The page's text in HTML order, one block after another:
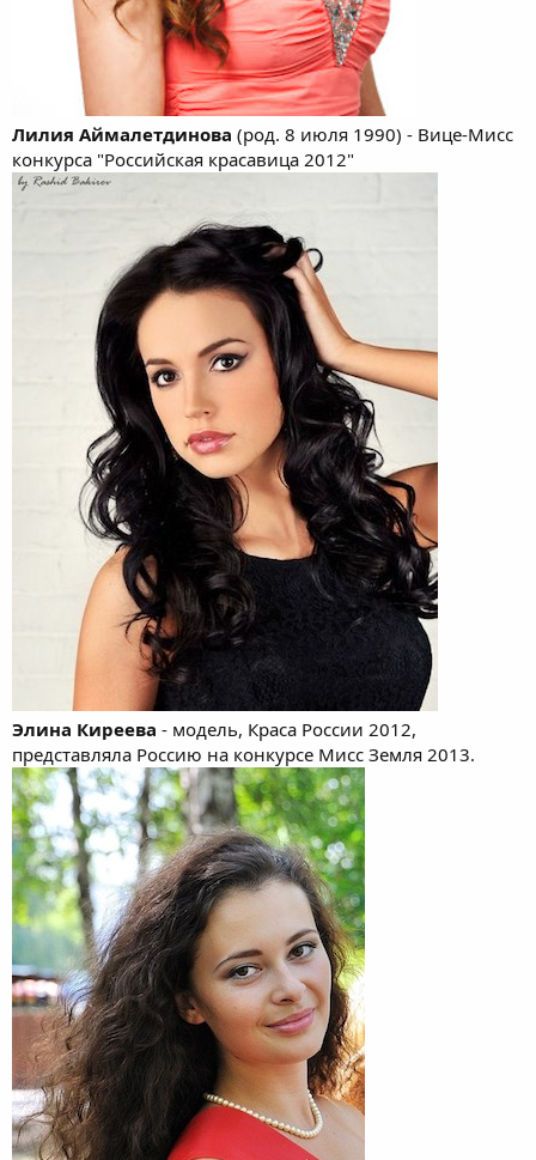
Лилия Аймалетдинова (род. 8 июля 1990) - Вице-Мисс
конкурса "Российская красавица 2012"
Элина Киреева - модель, Краса России 2012,
представляла Россию на конкурсе Мисс Земля 2013.